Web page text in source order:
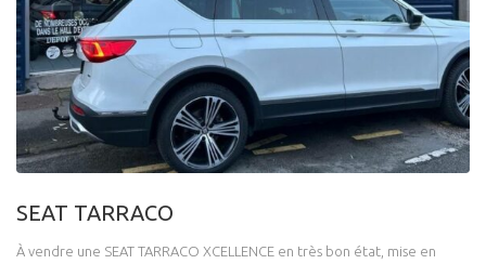
SEAT TARRACO
À vendre une SEAT TARRACO XCELLENCE en très bon état, mise en